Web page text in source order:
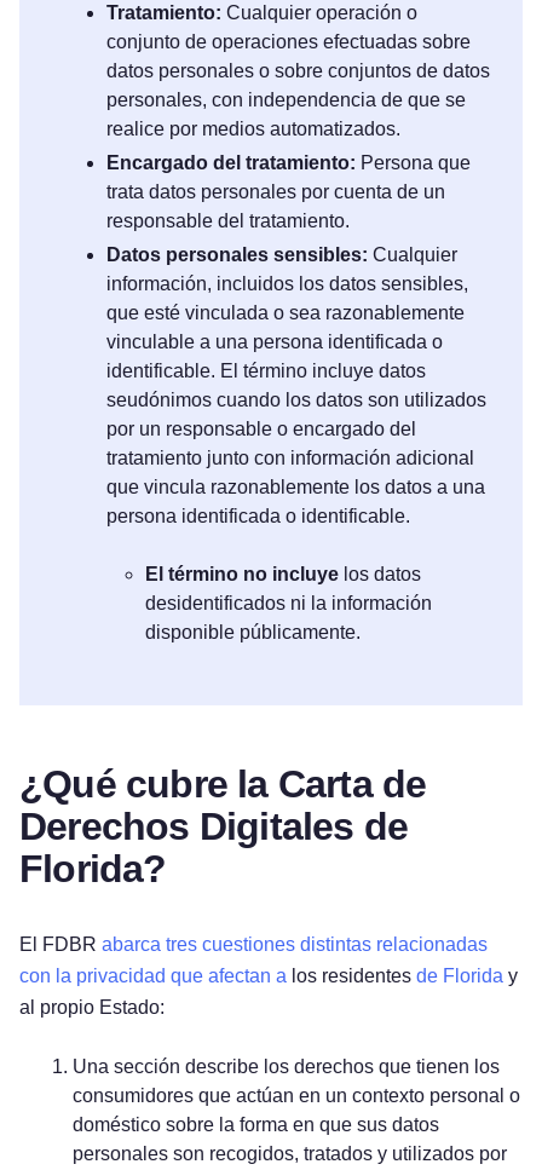
Tratamiento: Cualquier operación o
conjunto de operaciones efectuadas sobre
datos personales o sobre conjuntos de datos
personales, con independencia de que se
realice por medios automatizados.
Encargado del tratamiento: Persona que
trata datos personales por cuenta de un
responsable del tratamiento.
Datos personales sensibles: Cualquier
información, incluidos los datos sensibles,
que esté vinculada o sea razonablemente
vinculable a una persona identificada o
identificable. El término incluye datos
seudónimos cuando los datos son utilizados
por un responsable o encargado del
tratamiento junto con información adicional
que vincula razonablemente los datos a una
persona identificada o identificable.
El término no incluye los datos
desidentificados ni la información
disponible públicamente.
¿Qué cubre la Carta de
Derechos Digitales de
Florida?
El FDBR abarca tres cuestiones distintas relacionadas
con la privacidad que afectan a los residentes de Florida y
al propio Estado:
Una sección describe los derechos que tienen los
consumidores que actúan en un contexto personal o
doméstico sobre la forma en que sus datos
personales son recogidos, tratados y utilizados por